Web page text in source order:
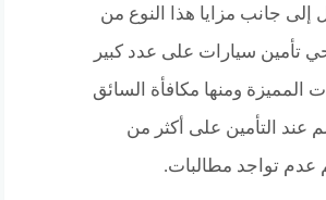
إلى جانب مزايا هذا النوع من
تأمين سيارات على عدد كبير
المميزة ومنها مكافأة السائق
عند التأمين على أكثر من
تواجد مطالبات.